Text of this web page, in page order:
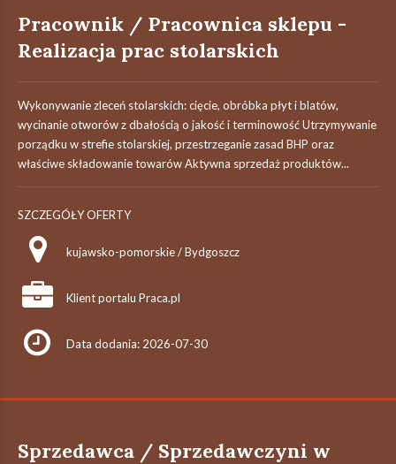
Pracownik / Pracownica sklepu -
Realizacja prac stolarskich
Wykonywanie zleceń stolarskich: cięcie, obróbka płyt i blatów,
wycinanie otworów z dbałością o jakość i terminowość Utrzymywanie
porządku w strefie stolarskiej, przestrzeganie zasad BHP oraz
właściwe składowanie towarów Aktywna sprzedaż produktów...
SZCZEGÓŁY OFERTY
kujawsko-pomorskie / Bydgoszcz
Klient portalu Praca.pl
Data dodania: 2026-07-30
Sprzedawca / Sprzedawczyni w